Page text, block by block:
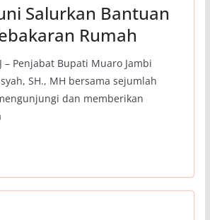
Salurkan Bantuan
Rumah
– Penjabat Bupati Muaro Jambi
SH., MH bersama sejumlah
dan memberikan